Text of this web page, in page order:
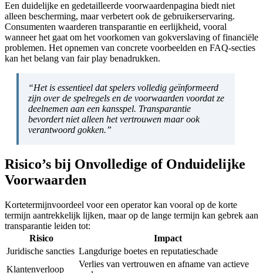
Een duidelijke en gedetailleerde voorwaardenpagina biedt niet
alleen bescherming, maar verbetert ook de gebruikerservaring.
Consumenten waarderen transparantie en eerlijkheid, vooral
wanneer het gaat om het voorkomen van gokverslaving of financiële
problemen. Het opnemen van concrete voorbeelden en FAQ-secties
kan het belang van fair play benadrukken.
“Het is essentieel dat spelers volledig geïnformeerd
zijn over de spelregels en de voorwaarden voordat ze
deelnemen aan een kansspel. Transparantie
bevordert niet alleen het vertrouwen maar ook
verantwoord gokken.”
Risico’s bij Onvolledige of Onduidelijke
Voorwaarden
Kortetermijnvoordeel voor een operator kan vooral op de korte
termijn aantrekkelijk lijken, maar op de lange termijn kan gebrek aan
transparantie leiden tot:
Risico
Impact
Juridische sancties Langdurige boetes en reputatieschade
Klantenverloop
Verlies van vertrouwen en afname van actieve